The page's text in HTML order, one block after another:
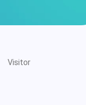
Visitor